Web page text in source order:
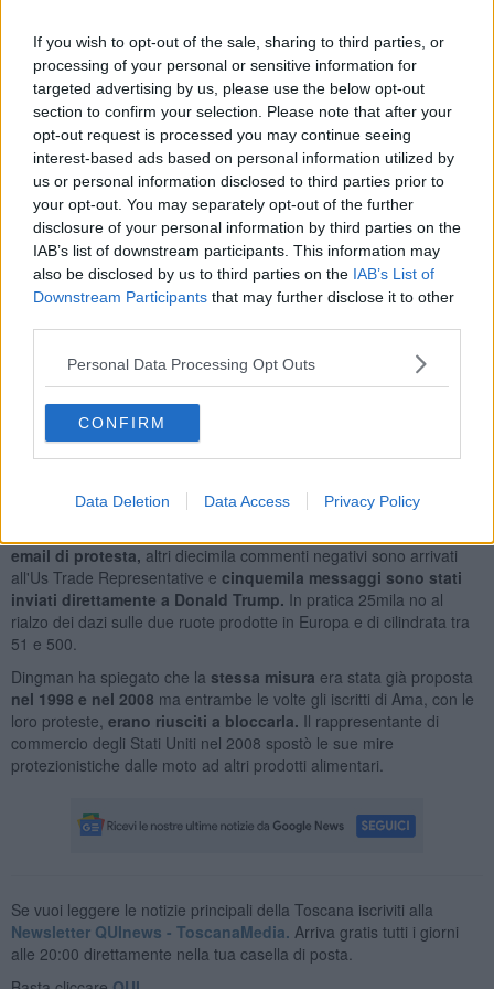
If you wish to opt-out of the sale, sharing to third parties, or
processing of your personal or sensitive information for
targeted advertising by us, please use the below opt-out
section to confirm your selection. Please note that after your
opt-out request is processed you may continue seeing
interest-based ads based on personal information utilized by
us or personal information disclosed to third parties prior to
your opt-out. You may separately opt-out of the further
disclosure of your personal information by third parties on the
IAB’s list of downstream participants. This information may
also be disclosed by us to third parties on the IAB’s List of
Downstream Participants that may further disclose it to other
Personal Data Processing Opt Outs
CONFIRM
Data Deletion Data Access Privacy Policy
posizione dell'Ue era stato questa mattina il sindaco di Pontedera
Simone Millozzi .
Come potrebbe influire il raddoppio dei dazi sullo stabilimento
di Pontedera?E' una domanda a cui è difficile rispondere perché
la Piaggio ha subito minimizzato il problema dichiarando che
l'export verso il paese a stelle e strisce non supera il 5 per cento
dell'export totale. Di certo la notizia non ha fatto piacere ai
rappresentanti delle rsu sindacali. Simone Bagnoli, rsu Fiom, ha
spiegato che "Colaninno aveva anticipato il possibile rialzo dei dazi
un calo della produzione del 50 per cento per via della crisi".
A dare una mano concreta alla Piaggio ma anche ad altri produttori
europei delle due ruote come Aprilia, Bmw e Ducati potrebbe
essere l'Associazione Motociclisti Americani.
AmaRob Dingmanha fatto sapere che da tempo la sua
associazione è schierata contro il rialzo dei dazi proposto dall'ufficio
Us Trade Representative. Ama è pronta adare battaglia
email di protesta, altri diecimila commenti negativi sono arrivati
all'Us Trade Representative e cinquemila messaggi sono stati
inviati direttamente a Donald Trump. In pratica 25mila no al
rialzo dei dazi sulle due ruote prodotte in Europa e di cilindrata tra
51 e 500.
Dingman ha spiegato che la stessa misura era stata già proposta
nel 1998 e nel 2008 ma entrambe le volte gli iscritti di Ama, con le
loro proteste, erano riusciti a bloccarla. Il rappresentante di
commercio degli Stati Uniti nel 2008 spostò le sue mire
protezionistiche dalle moto ad altri prodotti alimentari.
Se vuoi leggere le notizie principali della Toscana iscriviti alla
Newsletter QUInews - ToscanaMedia. Arriva gratis tutti i giorni
alle 20:00 direttamente nella tua casella di posta.